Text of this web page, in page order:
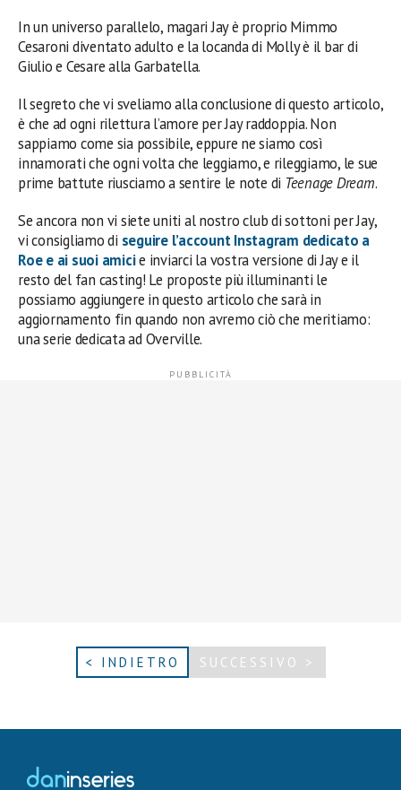
In un universo parallelo, magari Jay è proprio Mimmo
Cesaroni diventato adulto e la locanda di Molly è il bar di
Giulio e Cesare alla Garbatella.
Il segreto che vi sveliamo alla conclusione di questo articolo,
è che ad ogni rilettura l’amore per Jay raddoppia. Non
sappiamo come sia possibile, eppure ne siamo così
innamorati che ogni volta che leggiamo, e rileggiamo, le sue
prime battute riusciamo a sentire le note di Teenage Dream.
Se ancora non vi siete uniti al nostro club di sottoni per Jay,
vi consigliamo di seguire l’account Instagram dedicato a
Roe e ai suoi amicie inviarci la vostra versione di Jay e il
resto del fan casting! Le proposte più illuminanti le
possiamo aggiungere in questo articolo che sarà in
aggiornamento fin quando non avremo ciò che meritiamo:
una serie dedicata ad Overville.
< INDIETRO SUCCESSIVO >